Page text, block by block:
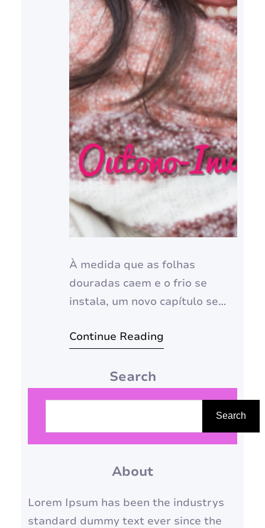
À medida que as folhas
douradas caem e o frio se
instala, um novo capítulo se
tendências para o outono-
despontar, prometendo uma
conforto e inovação. Prepare-
se para um mergulho profundo
nas cores, texturas e silhuetas
que dominarão os guarda-
Continue Reading
Search
s
a
Search
About
Lorem Ipsum has been the industrys
standard dummy text ever since the